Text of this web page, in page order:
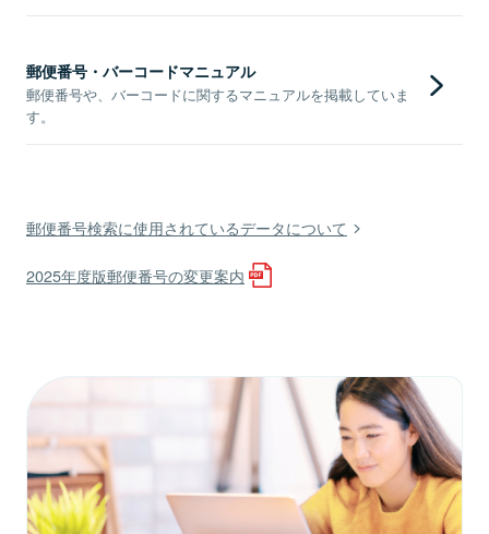
郵便番号・バーコードマニュアル
郵便番号や、バーコードに関するマニュアルを掲載していま
す。
郵便番号検索に使用されているデータについて
2025年度版郵便番号の変更案内